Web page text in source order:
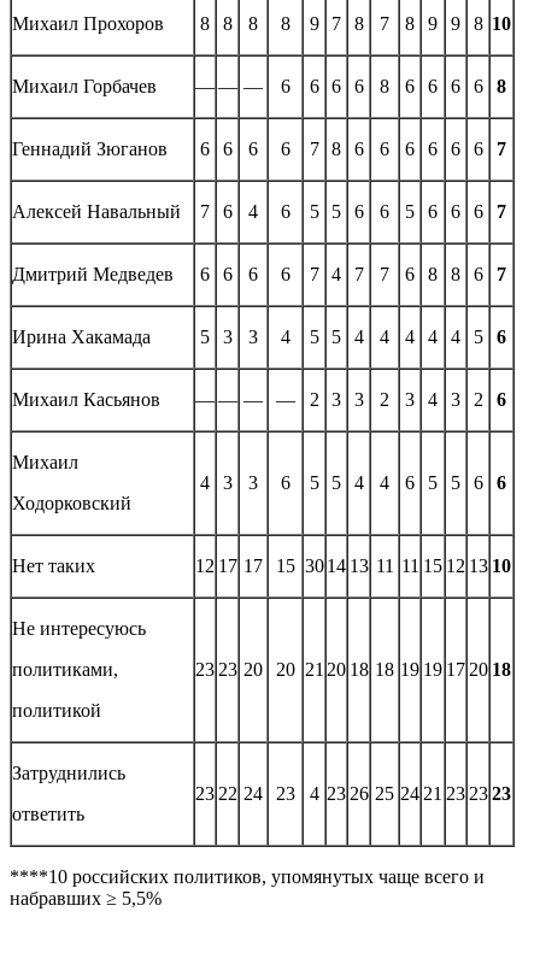
Михаил Прохоров 8 8 8 8 9 7 8 7 8 9 9 8 10
Михаил Горбачев —— — 6 6 6 6 8 6 6 6 6 8
Геннадий Зюганов 6 6 6 6 7 8 6 6 6 6 6 6 7
Алексей Навальный 7 6 4 6 5 5 6 6 5 6 6 6 7
Дмитрий Медведев 6 6 6 6 7 4 7 7 6 8 8 6 7
Ирина Хакамада 5 3 3 4 5 5 4 4 4 4 4 5 6
Михаил Касьянов —— — — 2 3 3 2 3 4 3 2 6
Михаил
Ходорковский
4 3 3 6 5 5 4 4 6 5 5 6 6
Нет таких 12 17 17 15 30 14 13 11 11 15 12 13 10
Не интересуюсь
политиками,
политикой
23 23 20 20 21 20 18 18 19 19 17 20 18
Затруднились
ответить
23 22 24 23 4 23 26 25 24 21 23 23 23
****10 российских политиков, упомянутых чаще всего и
набравших ≥ 5,5%